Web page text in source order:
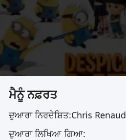
ਮੈਨੂੰ ਨਫ਼ਰਤ
ਦੁਆਰਾ ਨਿਰਦੇਸ਼ਿਤ:Chris Renaud
ਦੁਆਰਾ ਲਿਖਿਆ ਗਿਆ: